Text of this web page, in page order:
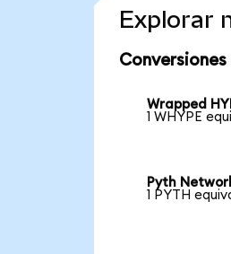
Explorar
Wrapped
1 WHYPE
Pyth
1 PYTH